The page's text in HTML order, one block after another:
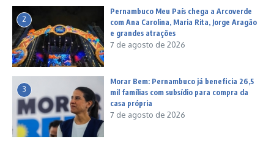
2
Pernambuco Meu País chega a Arcoverde
com Ana Carolina, Maria Rita, Jorge Aragão
e grandes atrações
7 de agosto de 2026
3
Morar Bem: Pernambuco já beneficia 26,5
mil famílias com subsídio para compra da
casa própria
7 de agosto de 2026